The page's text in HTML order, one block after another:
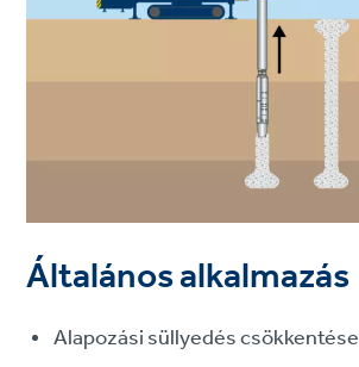
Általános alkalmazás
Alapozási süllyedés csökkentése